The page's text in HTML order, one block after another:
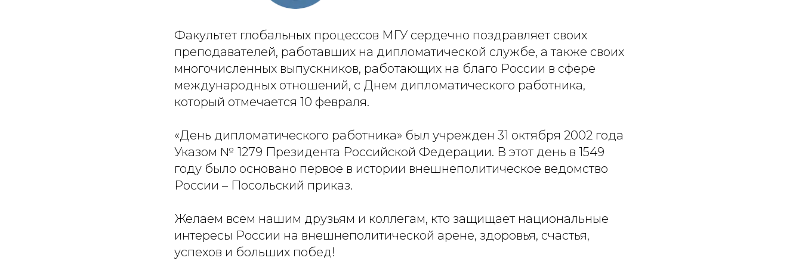
Факультет глобальных процессов МГУ сердечно поздравляет своих
преподавателей, работавших на дипломатической службе, а также своих
многочисленных выпускников, работающих на благо России в сфере
международных отношений, с Днем дипломатического работника,
который отмечается 10 февраля.
«День дипломатического работника» был учрежден 31 октября 2002 года
Указом № 1279 Президента Российской Федерации. В этот день в 1549
году было основано первое в истории внешнеполитическое ведомство
России – Посольский приказ.
Желаем всем нашим друзьям и коллегам, кто защищает национальные
интересы России на внешнеполитической арене, здоровья, счастья,
успехов и больших побед!